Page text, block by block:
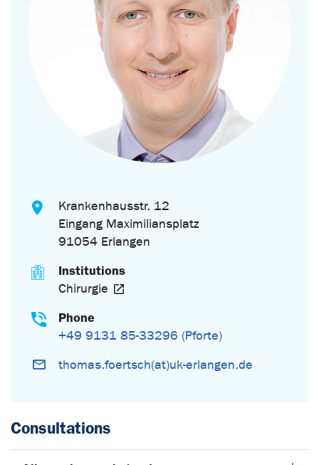
Krankenhausstr. 12
Eingang Maximiliansplatz
91054 Erlangen
Institutions
Chirurgie
Phone
+49 9131 85-33296 (Pforte)
thomas.foertsch(at)uk-erlangen.de
Consultations